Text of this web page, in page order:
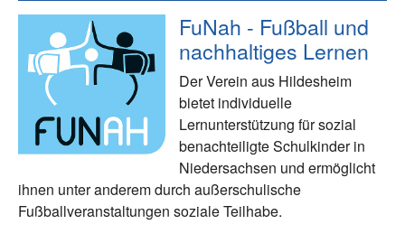
FuNah - Fußball und
nachhaltiges Lernen
Der Verein aus Hildesheim
bietet individuelle
Lernunterstützung für sozial
benachteiligte Schulkinder in
Niedersachsen und ermöglicht
ihnen unter anderem durch außerschulische
Fußballveranstaltungen soziale Teilhabe.